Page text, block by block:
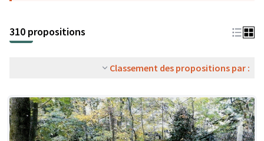
310 propositions
Classement des propositions par :